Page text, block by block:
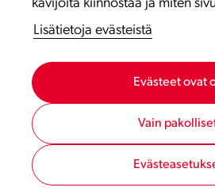
kävijöitä kiinnostaa ja miten
Lisätietoja evästeistä
Evästeet ovat
Vain